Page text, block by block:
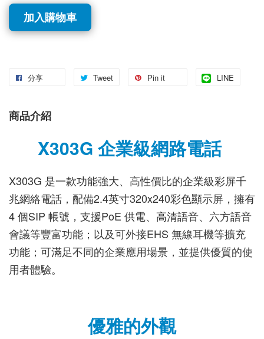
加入購物車
分享 Tweet Pin it LINE
商品介紹
X303G 企業級網路電話
X303G 是一款功能強大、高性價比的企業級彩屏千
兆網絡電話，配備2.4英寸320x240彩色顯示屏，擁有
4 個SIP 帳號，支援PoE 供電、高清語音、六方語音
會議等豐富功能；以及可外接EHS 無線耳機等擴充
功能；可滿足不同的企業應用場景，並提供優質的使
用者體驗。
優雅的外觀